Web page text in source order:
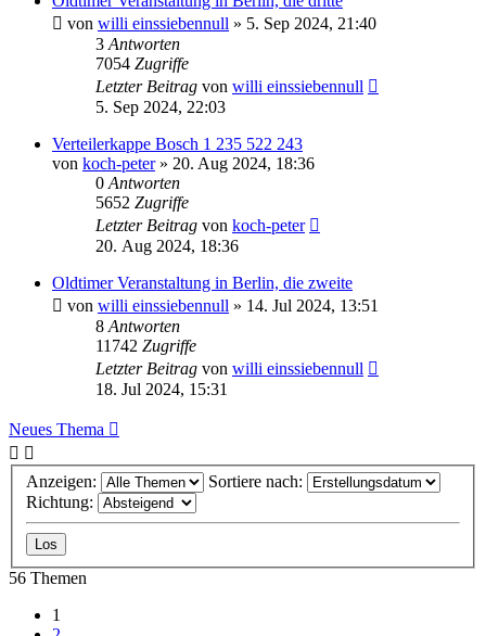
von willi einssiebennull » 5. Sep 2024, 21:40
3 Antworten
7054 Zugriffe
Letzter Beitrag von willi einssiebennull
5. Sep 2024, 22:03
Verteilerkappe Bosch 1 235 522 243
von koch-peter» 20. Aug 2024, 18:36
0 Antworten
5652 Zugriffe
Letzter Beitrag von koch-peter
20. Aug 2024, 18:36
Oldtimer Veranstaltung in Berlin, die zweite
von willi einssiebennull » 14. Jul 2024, 13:51
8 Antworten
11742 Zugriffe
Letzter Beitrag von willi einssiebennull
18. Jul 2024, 15:31
Neues Thema
Anzeigen:
Sortiere nach:
Richtung:
56 Themen
1